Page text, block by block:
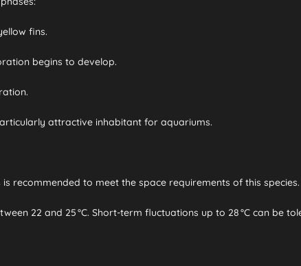
fins.
begins to develop.
attractive inhabitant for aquariums.
recommended to meet the space requirements of this species.
22 and 25 °C. Short-term fluctuations up to 28 °C can be